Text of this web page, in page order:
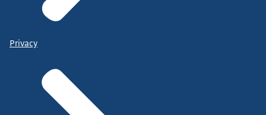
Privacy